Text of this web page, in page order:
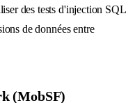
des tests d'injection SQL
de données entre
(MobSF)